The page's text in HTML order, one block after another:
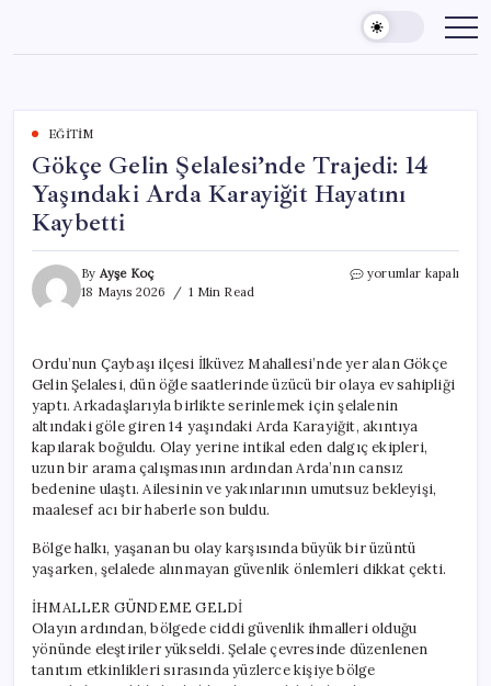
content
EĞITIM
Gökçe Gelin Şelalesi’nde Trajedi: 14
Yaşındaki Arda Karayiğit Hayatını
Kaybetti
By Ayşe Koç
18 Mayıs 2026
1 Min Read
Gökçe
Yaşındaki
Arda
Karayiğit
Hayatını
Kaybetti
için
yorumlar kapalı
Ordu’nun Çaybaşı ilçesi İlküvez Mahallesi’nde yer alan Gökçe
Gelin Şelalesi, dün öğle saatlerinde üzücü bir olaya ev sahipliği
yaptı. Arkadaşlarıyla birlikte serinlemek için şelalenin
altındaki göle giren 14 yaşındaki Arda Karayiğit, akıntıya
kapılarak boğuldu. Olay yerine intikal eden dalgıç ekipleri,
uzun bir arama çalışmasının ardından Arda’nın cansız
bedenine ulaştı. Ailesinin ve yakınlarının umutsuz bekleyişi,
maalesef acı bir haberle son buldu.
Bölge halkı, yaşanan bu olay karşısında büyük bir üzüntü
yaşarken, şelalede alınmayan güvenlik önlemleri dikkat çekti.
İHMALLER GÜNDEME GELDİ
Olayın ardından, bölgede ciddi güvenlik ihmalleri olduğu
yönünde eleştiriler yükseldi. Şelale çevresinde düzenlenen
tanıtım etkinlikleri sırasında yüzlerce kişiye bölge